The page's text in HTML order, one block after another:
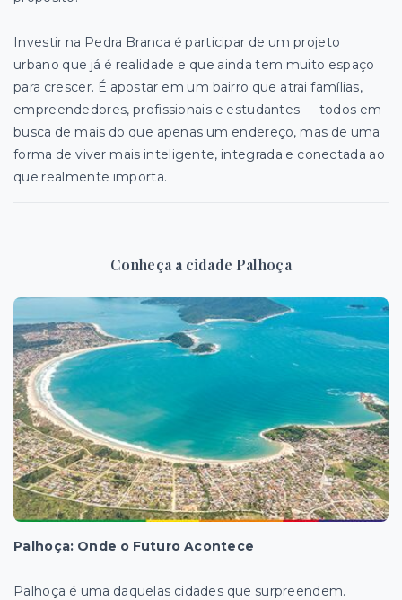
Investir na Pedra Branca é participar de um projeto
urbano que já é realidade e que ainda tem muito espaço
para crescer. É apostar em um bairro que atrai famílias,
empreendedores, profissionais e estudantes — todos em
busca de mais do que apenas um endereço, mas de uma
forma de viver mais inteligente, integrada e conectada ao
que realmente importa.
Conheça a cidade Palhoça
Palhoça: Onde o Futuro Acontece
Palhoça é uma daquelas cidades que surpreendem.